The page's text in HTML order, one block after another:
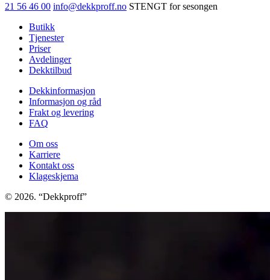
21 56 46 00 info@dekkproff.no STENGT for sesongen
Butikk
Tjenester
Priser
Avdelinger
Dekktilbud
Dekkinformasjon
Informasjon og råd
Frakt og levering
FAQ
Om oss
Karriere
Kontakt oss
Klageskjema
© 2026. “Dekkproff”